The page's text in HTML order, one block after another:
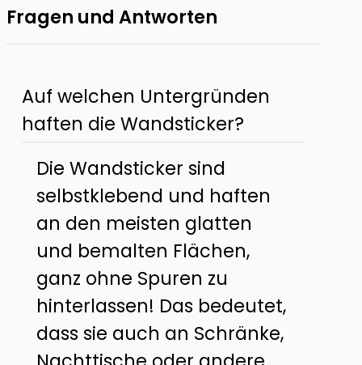
Fragen und Antworten
Auf welchen Untergründen
haften die Wandsticker?
Die Wandsticker sind
selbstklebend und haften
an den meisten glatten
und bemalten Flächen,
ganz ohne Spuren zu
hinterlassen! Das bedeutet,
dass sie auch an Schränke,